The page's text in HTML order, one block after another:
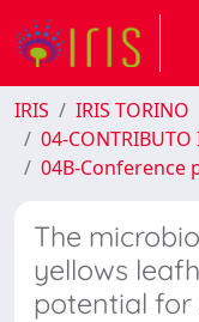
IRIS
IRIS TORINO
04-CONTRIBUTO
04B-Conference
The
yellows
potential for